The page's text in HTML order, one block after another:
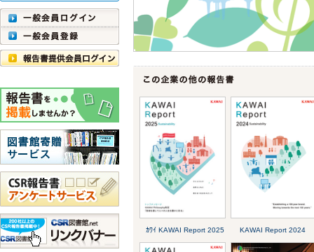
ｶﾜｲ KAWAI Report 2025 KAWAI Report 2024